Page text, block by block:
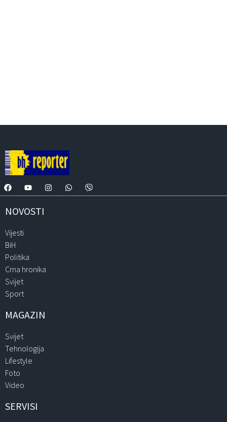
NOVOSTI
Vijesti
BiH
Politika
Crna hronika
Svijet
Sport
MAGAZIN
Svijet
Tehnologija
Lifestyle
Foto
Video
SERVISI